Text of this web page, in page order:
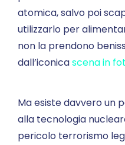
atomica, salvo poi
utilizzarlo per
non la prendono
dall’iconicascena in
Ma esiste davvero un
alla tecnologia
pericolo terrorismo